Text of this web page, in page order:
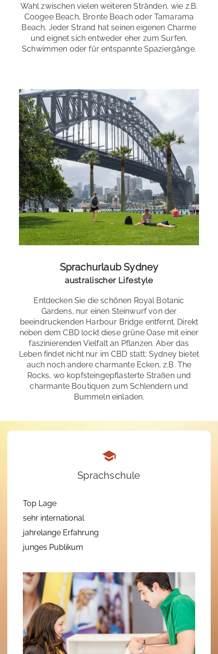
Wahl zwischen vielen weiteren Stränden, wie z.B.
Coogee Beach, Bronte Beach oder Tamarama
Beach. Jeder Strand hat seinen eigenen Charme
und eignet sich entweder eher zum Surfen,
Schwimmen oder für entspannte Spaziergänge.
Sprachurlaub Sydney
australischer Lifestyle
Entdecken Sie die schönen Royal Botanic
Gardens, nur einen Steinwurf von der
beeindruckenden Harbour Bridge entfernt. Direkt
neben dem CBD lockt diese grüne Oase mit einer
faszinierenden Vielfalt an Pflanzen. Aber das
Leben findet nicht nur im CBD statt: Sydney bietet
auch noch andere charmante Ecken, z.B. The
Rocks, wo kopfsteingepflasterte Straßen und
charmante Boutiquen zum Schlendern und
Bummeln einladen.
Sprachschule
Top Lage
sehr international
jahrelange Erfahrung
junges Publikum
Restaurants und Cafés: in unmittelbarer Nähe
Einkaufsmöglichkeiten: in unmittelbarer Nähe
Sightseeing : in unmittelbarer Nähe
Sprachreise mit Sport
Machen Sie mehr aus Ihrer Sprachreise! Hier eine
Auswahl an Möglichkeiten für einen aktiven
Sprachurlaub:
Segeln,Surfen,Trekking & Wandern
Yoga,Kanu- & Kayakfahren,Schnorcheln & Tauchen
Freizeitangebote der Schule: Museumsbesuche, BBQ
am Strand, Partys, Barhopping, Sightseeing, Ausflüge,
Aufpreis)